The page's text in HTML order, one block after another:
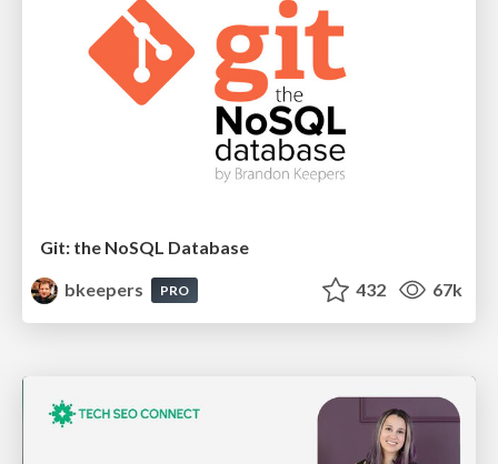
Git: the NoSQL Database
bkeepers
PRO 432 67k